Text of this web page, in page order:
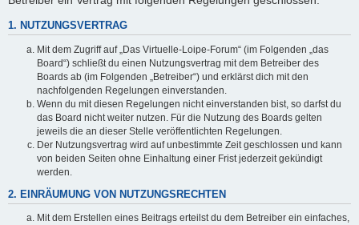
1. NUTZUNGSVERTRAG
Mit dem Zugriff auf „Das Virtuelle-Loipe-Forum“ (im Folgenden „das
Board“) schließt du einen Nutzungsvertrag mit dem Betreiber des
Boards ab (im Folgenden „Betreiber“) und erklärst dich mit den
nachfolgenden Regelungen einverstanden.
Wenn du mit diesen Regelungen nicht einverstanden bist, so darfst du
das Board nicht weiter nutzen. Für die Nutzung des Boards gelten
jeweils die an dieser Stelle veröffentlichten Regelungen.
Der Nutzungsvertrag wird auf unbestimmte Zeit geschlossen und kann
von beiden Seiten ohne Einhaltung einer Frist jederzeit gekündigt
werden.
2. EINRÄUMUNG VON NUTZUNGSRECHTEN
Mit dem Erstellen eines Beitrags erteilst du dem Betreiber ein einfaches,